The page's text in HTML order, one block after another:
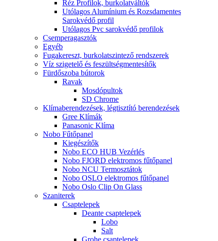
Réz Profilok, burkolatváltók
Utólagos Alumínium és Rozsdamentes
Sarokvédő profil
Utólagos Pvc sarokvédő profilok
Csemperagasztók
Egyéb
Fugakereszt, burkolatszintező rendszerek
Víz szigetelő és feszültségmentesítők
Fürdőszoba bútorok
Ravak
Mosdópultok
SD Chrome
Klímaberendezések, légtisztító berendezések
Gree Klímák
Panasonic Klíma
Nobo Fűtőpanel
Kiegészítők
Nobo ECO HUB Vezérlés
Nobo FJORD elektromos fűtőpanel
Nobo NCU Termosztátok
Nobo OSLO elektromos fűtőpanel
Nobo Oslo Clip On Glass
Szaniterek
Csaptelepek
Deante csaptelepek
Lobo
Salt
Grohe csaptelepek